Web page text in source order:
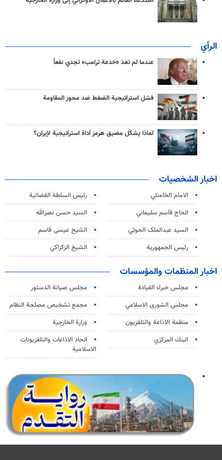
الرأي
عندما لم تعد «خدعة ترامب» تجدي نفعاً
فشل استراتيجية الضغط ضد محور المقاومة
لماذا يشكّل مضيق هرمز أداة استراتيجية لإيران؟
اخبار الشخصيات
الامام الخامنئي
رئیس السلطة القضائیة
الحاج قاسم سليماني
السيد حسن نصرالله
السید عبدالملک الحوثي
الشيخ عيسى قاسم
رئيس الجمهورية
الشيخ الزكزاكي
اخبار المنظمات والمؤسسات
مجلس خبراء القيادة
مجلس صيانة الدستور
مجلس الشورى الاسلامي
مجمع تشخيص مصلحة النظام
منظمة الاذاعة والتلفزیون
وزارة الخارجية
البنك المركزي
اتحاد الاذاعات والتلفزيونات
الاسلامية